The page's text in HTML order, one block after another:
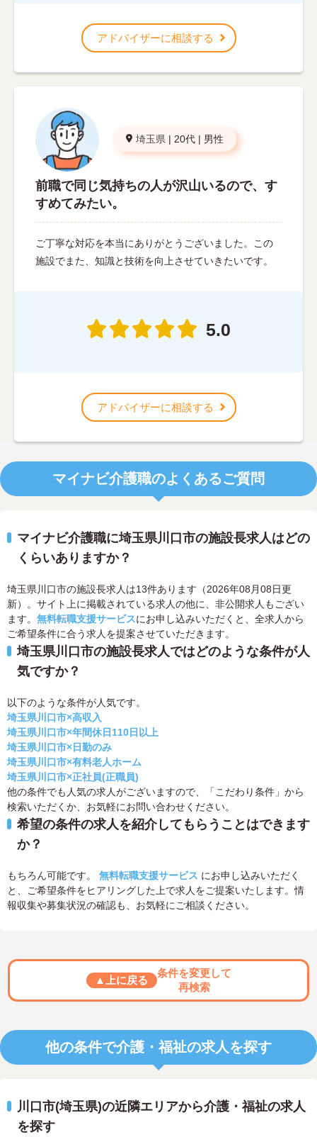
アドバイザーに相談する
埼玉県 | 20代 | 男性
前職で同じ気持ちの人が沢山いるので、す
すめてみたい。
ご丁寧な対応を本当にありがとうございました。この
施設でまた、知識と技術を向上させていきたいです。
5.0
アドバイザーに相談する
マイナビ介護職のよくあるご質問
マイナビ介護職に埼玉県川口市の施設長求人はどの
くらいありますか？
埼玉県川口市の施設長求人は13件あります（2026年08月08日更
新）。サイト上に掲載されている求人の他に、非公開求人もござい
ます。 無料転職支援サービスにお申し込みいただくと、全求人から
ご希望条件に合う求人を提案させていただきます。
埼玉県川口市の施設長求人ではどのような条件が人
気ですか？
以下のような条件が人気です。
埼玉県川口市×高収入
埼玉県川口市×年間休日110日以上
埼玉県川口市×日勤のみ
埼玉県川口市×有料老人ホーム
埼玉県川口市×正社員(正職員)
他の条件でも人気の求人がございますので、「こだわり条件」から
検索いただくか、お気軽にお問い合わせください。
希望の条件の求人を紹介してもらうことはできます
か？
もちろん可能です。 無料転職支援サービス にお申し込みいただく
と、ご希望条件をヒアリングした上で求人をご提案いたします。情
報収集や募集状況の確認も、お気軽にご相談ください。
▲上に戻る
条件を変更して
再検索
他の条件で介護・福祉の求人を探す
川口市(埼玉県)の近隣エリアから介護・福祉の求人
を探す